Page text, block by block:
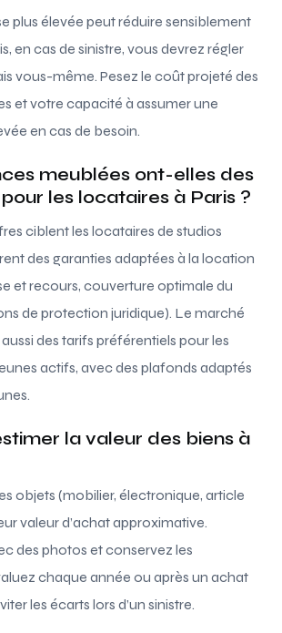
plus élevée peut réduire sensiblement
en cas de sinistre, vous devrez régler
vous-même. Pesez le coût projeté des
et votre capacité à assumer une
en cas de besoin.
meublées ont-elles des
les locataires à Paris ?
ciblent les locataires de studios
des garanties adaptées à la location
et recours, couverture optimale du
de protection juridique). Le marché
des tarifs préférentiels pour les
actifs, avec des plafonds adaptés
la valeur des biens à
objets (mobilier, électronique, article
valeur d’achat approximative.
des photos et conservez les
chaque année ou après un achat
les écarts lors d’un sinistre.